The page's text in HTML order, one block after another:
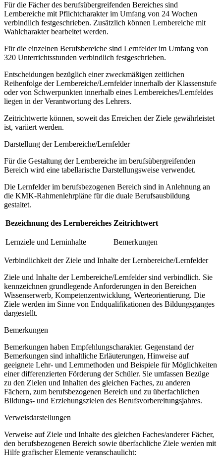
Für die Fächer des berufsübergreifenden Bereiches sind
Lernbereiche mit Pflichtcharakter im Umfang von 24 Wochen
verbindlich festgeschrieben. Zusätzlich können Lernbereiche mit
Wahlcharakter bearbeitet werden.
Für die einzelnen Berufsbereiche sind Lernfelder im Umfang von
320 Unterrichtsstunden verbindlich festgeschrieben.
Entscheidungen bezüglich einer zweckmäßigen zeitlichen
Reihenfolge der Lernbereiche/Lernfelder innerhalb der Klassenstufe
oder von Schwerpunkten innerhalb eines Lernbereiches/Lernfeldes
liegen in der Verantwortung des Lehrers.
Zeitrichtwerte können, soweit das Erreichen der Ziele gewährleistet
ist, variiert werden.
Darstellung der Lernbereiche/Lernfelder
Für die Gestaltung der Lernbereiche im berufsübergreifenden
Bereich wird eine tabellarische Darstellungsweise verwendet.
Die Lernfelder im berufsbezogenen Bereich sind in Anlehnung an
die KMK-Rahmenlehrpläne für die duale Berufsausbildung
gestaltet.
Bezeichnung des Lernbereiches Zeitrichtwert
Lernziele und Lerninhalte Bemerkungen
Verbindlichkeit der Ziele und Inhalte der Lernbereiche/Lernfelder
Ziele und Inhalte der Lernbereiche/Lernfelder sind verbindlich. Sie
kennzeichnen grundlegende Anforderungen in den Bereichen
Wissenserwerb, Kompetenzentwicklung, Werteorientierung. Die
Ziele werden im Sinne von Endqualifikationen des Bildungsganges
dargestellt.
Bemerkungen
Bemerkungen haben Empfehlungscharakter. Gegenstand der
Bemerkungen sind inhaltliche Erläuterungen, Hinweise auf
geeignete Lehr- und Lernmethoden und Beispiele für Möglichkeiten
einer differenzierten Förderung der Schüler. Sie umfassen Bezüge
zu den Zielen und Inhalten des gleichen Faches, zu anderen
Fächern, zum berufsbezogenen Bereich und zu überfachlichen
Bildungs- und Erziehungszielen des Berufsvorbereitungsjahres.
Verweisdarstellungen
Verweise auf Ziele und Inhalte des gleichen Faches/anderer Fächer,
den berufsbezogenen Bereich sowie überfachliche Ziele werden mit
Hilfe grafischer Elemente veranschaulicht: